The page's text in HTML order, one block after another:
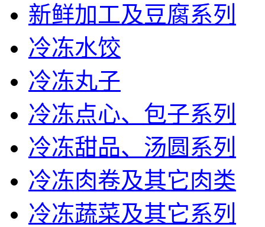
新鲜加工及豆腐系列
冷冻水饺
冷冻丸子
冷冻点心、包子系列
冷冻甜品、汤圆系列
冷冻肉卷及其它肉类
冷冻蔬菜及其它系列